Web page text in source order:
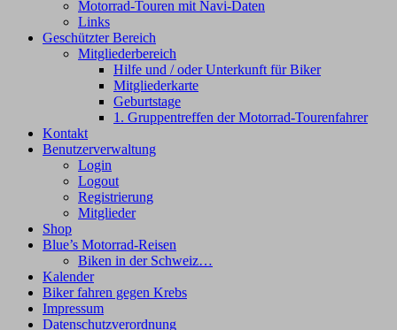
Motorrad-Touren mit Navi-Daten
Links
Geschützter Bereich
Mitgliederbereich
Hilfe und / oder Unterkunft für Biker
Mitgliederkarte
Geburtstage
1. Gruppentreffen der Motorrad-Tourenfahrer
Kontakt
Benutzerverwaltung
Login
Logout
Registrierung
Mitglieder
Shop
Blue’s Motorrad-Reisen
Biken in der Schweiz…
Kalender
Biker fahren gegen Krebs
Impressum
Datenschutzverordnung